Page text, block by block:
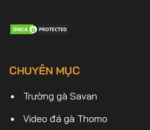
CHUYÊN MỤC
Trường gà Savan
Video đá gà Thomo